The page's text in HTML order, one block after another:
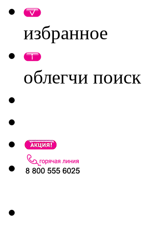
избранное
облегчи поиск